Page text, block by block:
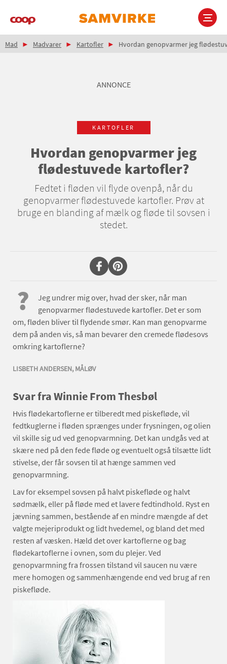
Main
Brødkrumme
Mad Madvarer Kartofler Hvordan genopvarmer jeg
ANNONCE
KARTOFLER
Hvordan genopvarmer jeg
flødestuvede kartofler?
Fedtet i fløden vil flyde ovenpå, når du
genopvarmer flødestuvede kartofler. Prøv at
bruge en blanding af mælk og fløde til sovsen i
stedet.
?
Jeg undrer mig over, hvad der sker, når man
genopvarmer flødestuvede kartofler. Det er som
om, fløden bliver til flydende smør. Kan man genopvarme
dem på anden vis, så man bevarer den cremede flødesovs
omkring kartoflerne?
LISBETH ANDERSEN, MÅLØV
Svar fra Winnie From Thesbøl
Hvis flødekartoflerne er tilberedt med piskefløde, vil
fedtkuglerne i fløden sprænges under frysningen, og olien
vil skille sig ud ved genopvarmning. Det kan undgås ved at
skære ned på den fede fløde og eventuelt også tilsætte lidt
stivelse, der får sovsen til at hænge sammen ved
genopvarmning.
Lav for eksempel sovsen på halvt piskefløde og halvt
sødmælk, eller på fløde med et lavere fedtindhold. Ryst en
jævning sammen, bestående af en mindre mængde af det
valgte mejeriprodukt og lidt hvedemel, og bland det med
resten af væsken. Hæld det over kartoflerne og bag
flødekartoflerne i ovnen, som du plejer. Ved
genopvarmning fra frossen tilstand vil saucen nu være
mere homogen og sammenhængende end ved brug af ren
piskefløde.